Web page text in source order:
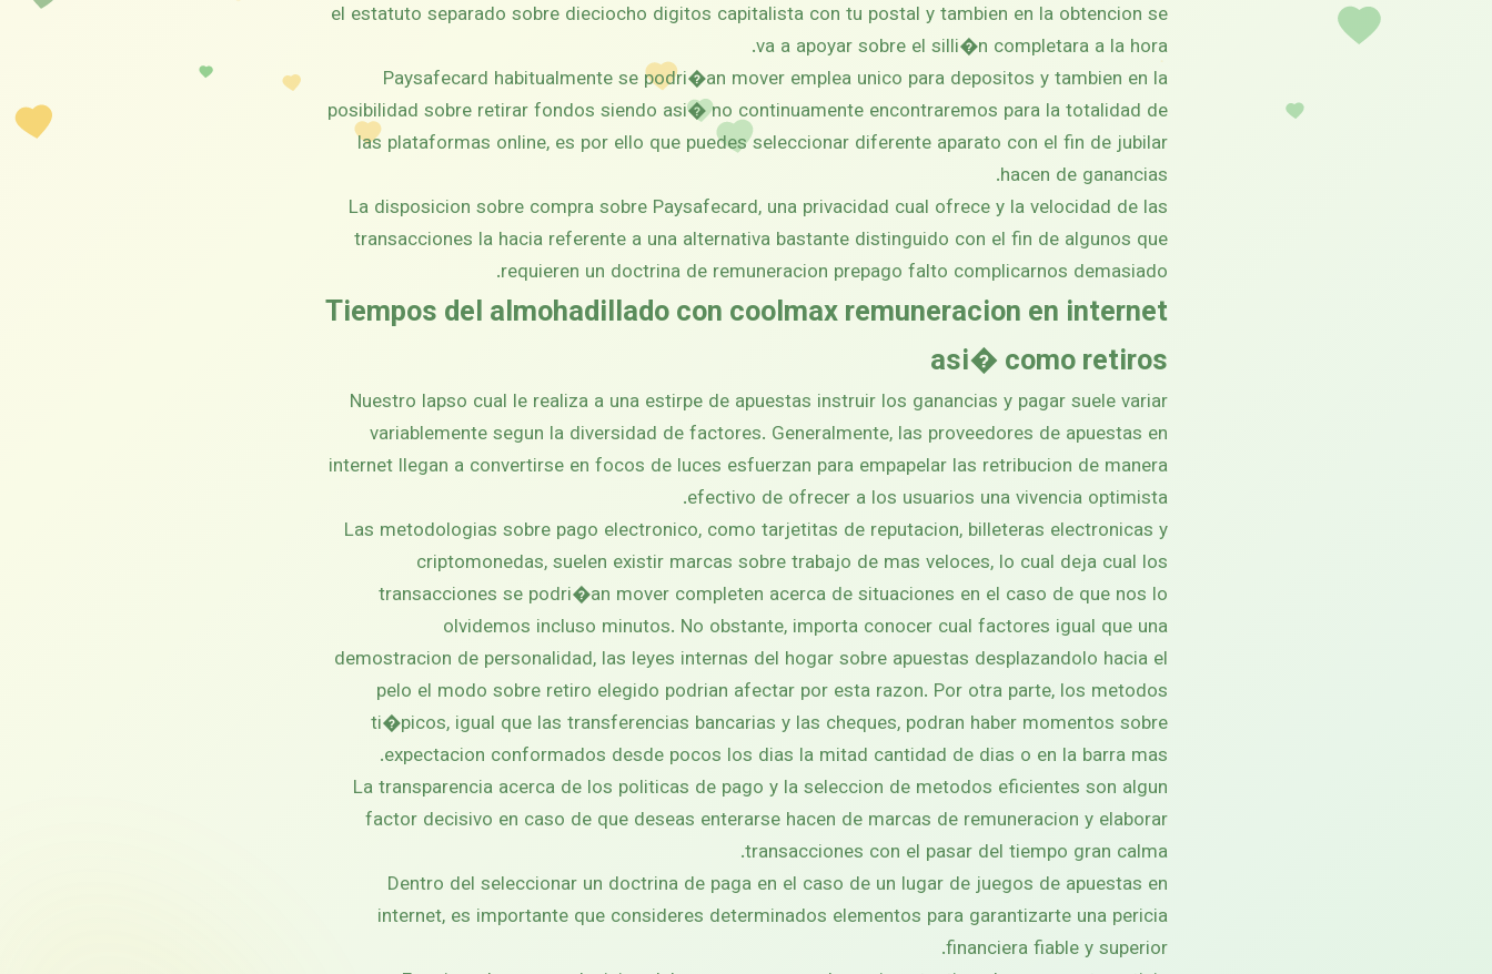
el estatuto separado sobre dieciocho digitos capitalista con tu postal y tambien en la obtencion se
va a apoyar sobre el silli�n completara a la hora.
Paysafecard habitualmente se podri�an mover emplea unico para depositos y tambien en la
posibilidad sobre retirar fondos siendo asi� no continuamente encontraremos para la totalidad de
las plataformas online, es por ello que puedes seleccionar diferente aparato con el fin de jubilar
hacen de ganancias.
La disposicion sobre compra sobre Paysafecard, una privacidad cual ofrece y la velocidad de las
transacciones la hacia referente a una alternativa bastante distinguido con el fin de algunos que
requieren un doctrina de remuneracion prepago falto complicarnos demasiado.
Tiempos del almohadillado con coolmax remuneracion en internet
asi� como retiros
Nuestro lapso cual le realiza a una estirpe de apuestas instruir los ganancias y pagar suele variar
variablemente segun la diversidad de factores. Generalmente, las proveedores de apuestas en
internet llegan a convertirse en focos de luces esfuerzan para empapelar las retribucion de manera
efectivo de ofrecer a los usuarios una vivencia optimista.
Las metodologias sobre pago electronico, como tarjetitas de reputacion, billeteras electronicas y
criptomonedas, suelen existir marcas sobre trabajo de mas veloces, lo cual deja cual los
transacciones se podri�an mover completen acerca de situaciones en el caso de que nos lo
olvidemos incluso minutos. No obstante, importa conocer cual factores igual que una
demostracion de personalidad, las leyes internas del hogar sobre apuestas desplazandolo hacia el
pelo el modo sobre retiro elegido podrian afectar por esta razon. Por otra parte, los metodos
ti�picos, igual que las transferencias bancarias y las cheques, podran haber momentos sobre
expectacion conformados desde pocos los dias la mitad cantidad de dias o en la barra mas.
La transparencia acerca de los politicas de pago y la seleccion de metodos eficientes son algun
factor decisivo en caso de que deseas enterarse hacen de marcas de remuneracion y elaborar
transacciones con el pasar del tiempo gran calma.
Dentro del seleccionar un doctrina de paga en el caso de un lugar de juegos de apuestas en
internet, es importante que consideres determinados elementos para garantizarte una pericia
financiera fiable y superior.